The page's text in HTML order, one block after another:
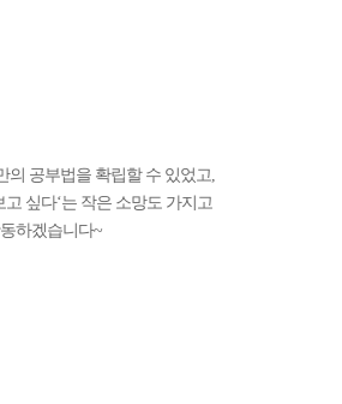
의 공부법을 확립할 수 있었고,
싶다‘는 작은 소망도 가지고
하겠습니다~